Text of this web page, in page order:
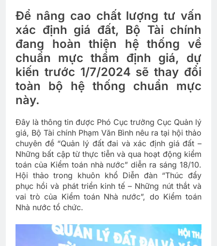
Để nâng cao chất lượng tư vấn
xác định giá đất, Bộ Tài chính
đang hoàn thiện hệ thống về
chuẩn mực thẩm định giá, dự
kiến trước 1/7/2024 sẽ thay đổi
toàn bộ hệ thống chuẩn mực
này.
Đây là thông tin được Phó Cục trưởng Cục Quản lý
giá, Bộ Tài chính Phạm Văn Bình nêu ra tại hội thảo
chuyên đề “Quản lý đất đai và xác định giá đất –
Những bất cập từ thực tiễn và qua hoạt động kiểm
toán của Kiểm toán nhà nước” diễn ra sáng 18/10.
Hội thảo trong khuôn khổ Diễn đàn “Thúc đẩy
phục hồi và phát triển kinh tế – Những nút thắt và
vai trò của Kiểm toán Nhà nước”, do Kiểm toán
Nhà nước tổ chức.